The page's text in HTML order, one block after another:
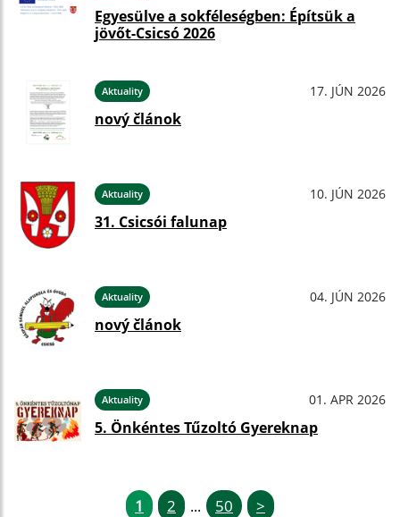
Egyesülve a sokféleségben: Építsük a
jövőt-Csicsó 2026
Aktuality 17. JÚN 2026
nový článok
Aktuality 10. JÚN 2026
31. Csicsói falunap
Aktuality 04. JÚN 2026
nový článok
Aktuality 01. APR 2026
5. Önkéntes Tűzoltó Gyereknap
1 2 ... 50 >